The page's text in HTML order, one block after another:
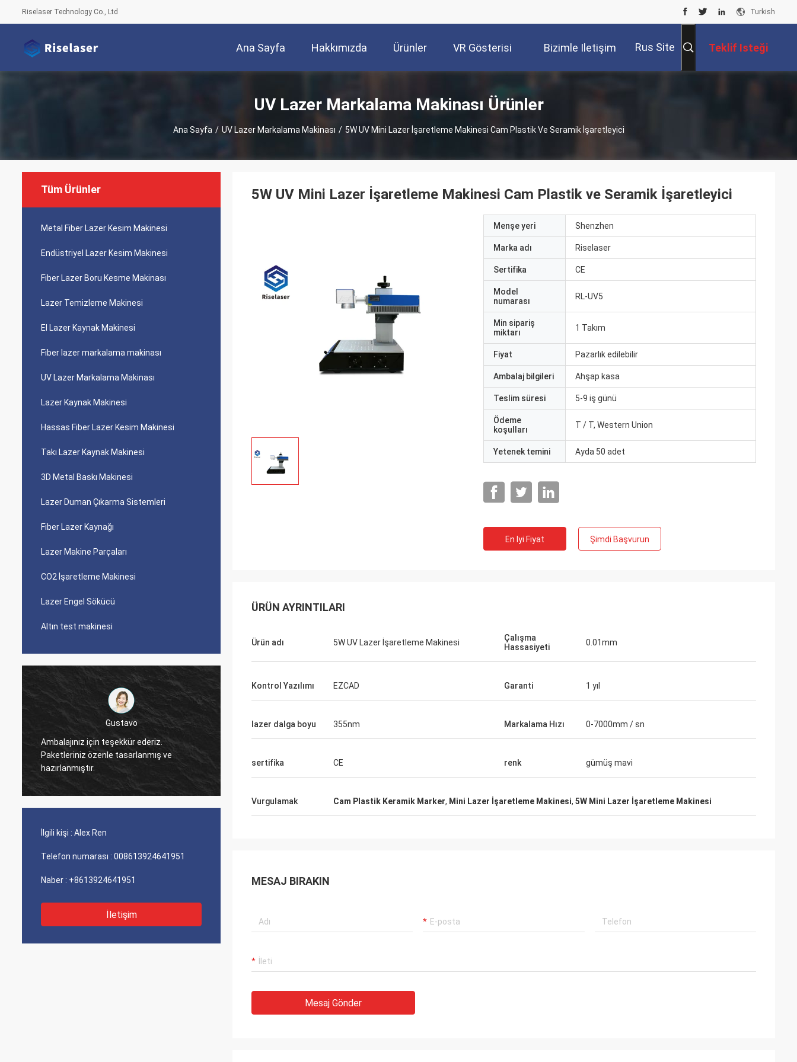
Riselaser Technology Co., Ltd Turkish
Ana Sayfa Hakkımızda Ürünler VR Gösterisi Bizimle Iletişim Rus Site Teklif Isteği
UV Lazer Markalama Makinası Ürünler
Ana Sayfa / UV Lazer Markalama Makinası / 5W UV Mini Lazer İşaretleme Makinesi Cam Plastik Ve Seramik İşaretleyici
Tüm Ürünler
Metal Fiber Lazer Kesim Makinesi
Endüstriyel Lazer Kesim Makinesi
Fiber Lazer Boru Kesme Makinası
Lazer Temizleme Makinesi
El Lazer Kaynak Makinesi
Fiber lazer markalama makinası
UV Lazer Markalama Makinası
Lazer Kaynak Makinesi
Hassas Fiber Lazer Kesim Makinesi
Takı Lazer Kaynak Makinesi
3D Metal Baskı Makinesi
Lazer Duman Çıkarma Sistemleri
Fiber Lazer Kaynağı
Lazer Makine Parçaları
CO2 İşaretleme Makinesi
Lazer Engel Sökücü
Altın test makinesi
galip
Teşekkür ederim, Zoe.
Gustavo
Ambalajınız için teşekkür ederiz.
hazırlanmıştır.
İlgili kişi : Alex Ren
Telefon numarası : 008613924641951
Naber : +8613924641951
İletişim
5W UV Mini Lazer İşaretleme Makinesi Cam Plastik ve Seramik İşaretleyici
Menşe yeri Shenzhen
Marka adı Riselaser
Sertifika CE
Model
numarası
RL-UV5
Min sipariş
miktarı
1 Takım
Fiyat Pazarlık edilebilir
Ambalaj bilgileri Ahşap kasa
Teslim süresi 5-9 iş günü
Ödeme
koşulları
T / T, Western Union
Yetenek temini Ayda 50 adet
En Iyi Fiyat Şimdi Başvurun
ÜRÜN AYRINTILARI
Ürün adı 5W UV Lazer İşaretleme Makinesi
Çalışma
Hassasiyeti
0.01mm
Kontrol Yazılımı EZCAD Garanti 1 yıl
lazer dalga boyu 355nm Markalama Hızı 0-7000mm / sn
sertifika CE renk gümüş mavi
Vurgulamak Cam Plastik Keramik Marker, Mini Lazer İşaretleme Makinesi, 5W Mini Lazer İşaretleme Makinesi
MESAJ BIRAKIN
Mesaj Gönder